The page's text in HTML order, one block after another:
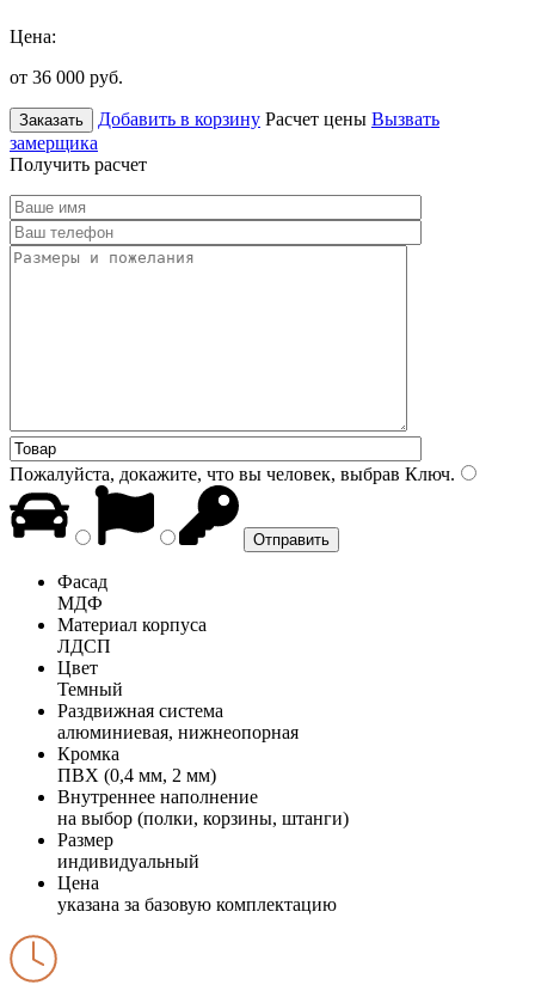
Цена:
от 36 000 руб.
Заказать Добавить в корзину Расчет цены Вызвать
замерщика
Получить расчет
Пожалуйста, докажите, что вы человек, выбрав Ключ.
Фасад
МДФ
Материал корпуса
ЛДСП
Цвет
Темный
Раздвижная система
алюминиевая, нижнеопорная
Кромка
ПВХ (0,4 мм, 2 мм)
Внутреннее наполнение
на выбор (полки, корзины, штанги)
Размер
индивидуальный
Цена
указана за базовую комплектацию